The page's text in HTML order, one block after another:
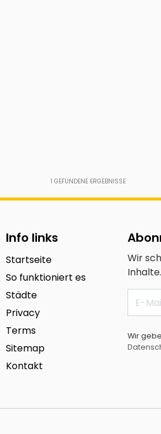
1 GEFUNDENE ERGEBNISSE
Info links
Startseite
So funktioniert es
Städte
Privacy
Terms
Sitemap
Kontakt
Wir
Inhalte.
Wir